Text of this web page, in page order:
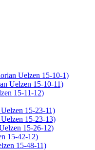
Uelzen 15-10-1)
Uelzen 15-10-11)
15-11-12)
15-23-11)
15-23-13)
15-26-12)
15-42-12)
15-48-11)